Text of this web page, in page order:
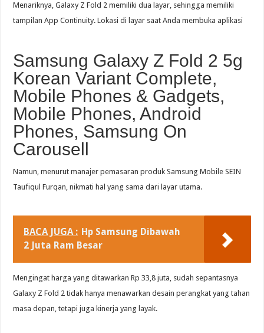
Menariknya, Galaxy Z Fold 2 memiliki dua layar, sehingga memiliki
tampilan App Continuity. Lokasi di layar saat Anda membuka aplikasi
Samsung Galaxy Z Fold 2 5g
Korean Variant Complete,
Mobile Phones & Gadgets,
Mobile Phones, Android
Phones, Samsung On
Carousell
Namun, menurut manajer pemasaran produk Samsung Mobile SEIN
Taufiqul Furqan, nikmati hal yang sama dari layar utama.
BACA JUGA : Hp Samsung Dibawah
2 Juta Ram Besar
Mengingat harga yang ditawarkan Rp 33,8 juta, sudah sepantasnya
Galaxy Z Fold 2 tidak hanya menawarkan desain perangkat yang tahan
masa depan, tetapi juga kinerja yang layak.